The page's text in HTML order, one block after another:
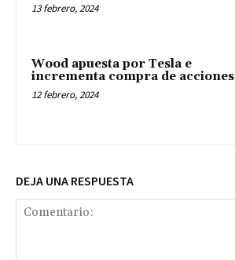
13 febrero, 2024
Wood apuesta por Tesla e
incrementa compra de acciones
12 febrero, 2024
DEJA UNA RESPUESTA